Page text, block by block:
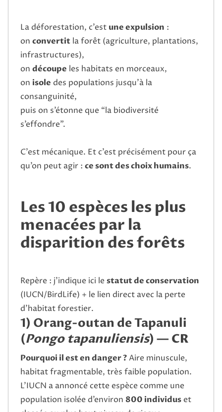
La déforestation, c’est une expulsion :
on convertit la forêt (agriculture, plantations,
infrastructures),
on découpe les habitats en morceaux,
on isole des populations jusqu’à la
consanguinité,
puis on s’étonne que “la biodiversité
s’effondre”.
C’est mécanique. Et c’est précisément pour ça
qu’on peut agir : ce sont des choix humains.
Les 10 espèces les plus
menacées par la
disparition des forêts
Repère : j’indique ici le statut de conservation
(IUCN/BirdLife) + le lien direct avec la perte
d’habitat forestier.
1) Orang-outan de Tapanuli
(Pongo tapanuliensis) — CR
Pourquoi il est en danger ?Aire minuscule,
habitat fragmentable, très faible population.
L’IUCN a annoncé cette espèce comme une
population isolée d’environ 800 individus et